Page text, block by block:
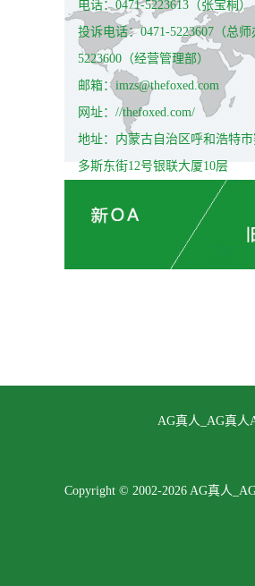
电话：0471-5223613（张宝桐）
投诉电话：0471-5223607（总
5223600（经营管理部）
邮箱：imzs@thefoxed.com
网址：//thefoxed.com/
地址：内蒙古自治区呼和浩特
多斯东街12号银联大厦10层
AG真人_AG真人
Copyright © 2002-2026 AG真人